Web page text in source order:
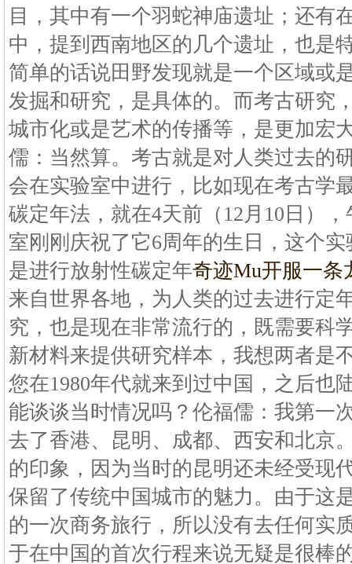
目，其中有一个羽蛇神庙遗址；还有
中，提到西南地区的几个遗址，也是
简单的话说田野发现就是一个区域或
发掘和研究，是具体的。而考古研究
城市化或是艺术的传播等，是更加宏
儒：当然算。考古就是对人类过去的
会在实验室中进行，比如现在考古学
碳定年法，就在4天前（12月10日）
室刚刚庆祝了它6周年的生日，这个
是进行放射性碳定年奇迹Mu开服一条
来自世界各地，为人类的过去进行定
究，也是现在非常流行的，既需要科
新材料来提供研究样本，我想两者是
您在1980年代就来到过中国，之后也
能谈谈当时情况吗？伦福儒：我第一
去了香港、昆明、成都、西安和北京
的印象，因为当时的昆明还未经受现
保留了传统中国城市的魅力。由于这
的一次商务旅行，所以没有去任何实
于在中国的首次行程来说无疑是很棒